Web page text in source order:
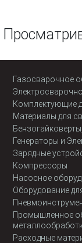
Газосварочное
Комплектующие
Материалы для
Генераторы и
Зарядные
Компрессоры
Насосное
Оборудование
Промышленное
Расходные